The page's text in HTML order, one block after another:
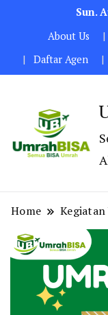
Sun.
About Us
Daftar Agen
Home Kegiatan